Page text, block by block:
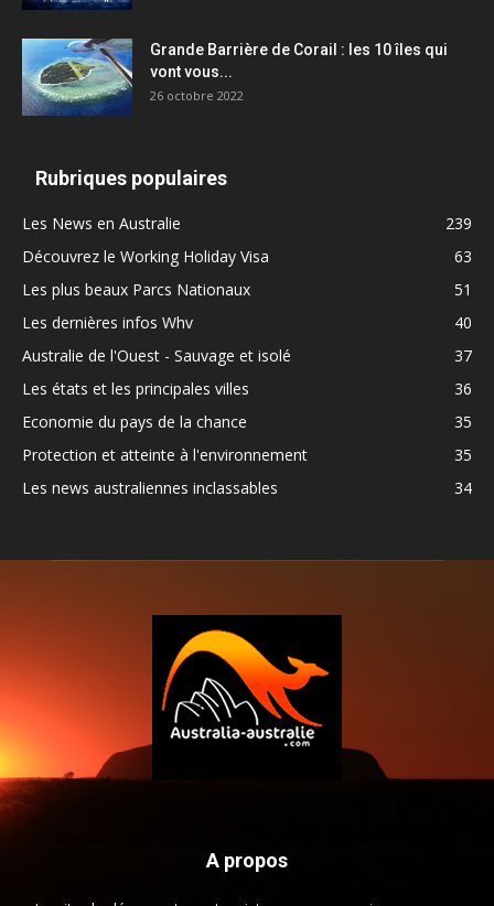
Grande Barrière de Corail : les 10 îles qui
vont vous...
26 octobre 2022
Rubriques populaires
Les News en Australie
239
Découvrez le Working Holiday Visa
63
Les plus beaux Parcs Nationaux
51
Les dernières infos Whv
40
Australie de l'Ouest - Sauvage et isolé
37
Les états et les principales villes
36
Economie du pays de la chance
35
Protection et atteinte à l'environnement
35
Les news australiennes inclassables
34
A propos